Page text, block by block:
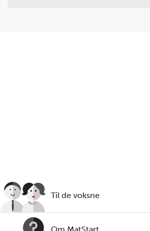
Du trenger
gulrot:1stk. , eple:1stk.
Til de voksne